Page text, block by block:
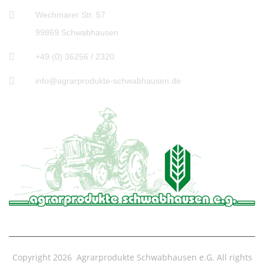
Wechmarer Str. 57
99869 Schwabhausen
+49 (0) 36256 / 2320
info@agrarprodukte-schwabhausen.de
Copyright 2026 Agrarprodukte Schwabhausen e.G. All rights